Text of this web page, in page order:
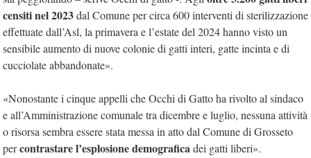
censiti nel 2023dal Comune per circa 600 interventi di sterilizzazione
effettuate dall’Asl, la primavera e l’estate del 2024 hanno visto un
sensibile aumento di nuove colonie di gatti interi, gatte incinta e di
cucciolate abbandonate».
«Nonostante i cinque appelli che Occhi di Gatto ha rivolto al sindaco
e all’Amministrazione comunale tra dicembre e luglio, nessuna attività
o risorsa sembra essere stata messa in atto dal Comune di Grosseto
percontrastare l’esplosione demograficadei gatti liberi».